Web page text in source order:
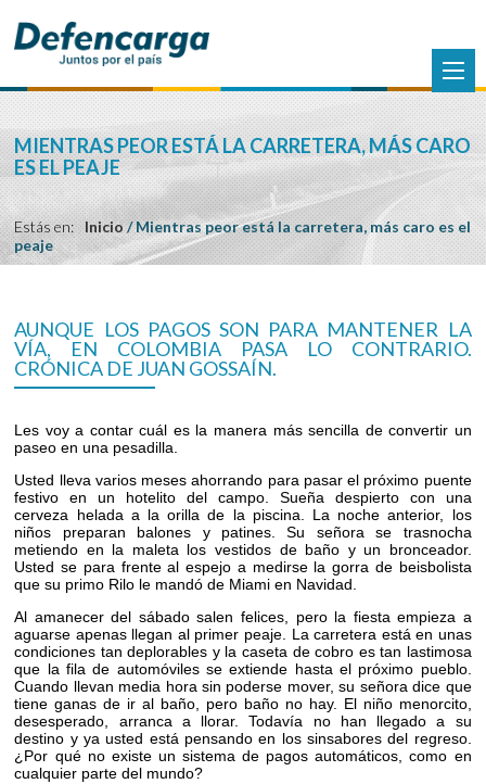
MIENTRAS PEOR ESTÁ LA CARRETERA, MÁS CARO
ES EL PEAJE
Estás en: Inicio/Mientras peor está la carretera, más caro es el
peaje
AUNQUE LOS PAGOS SON PARA MANTENER LA
VÍA, EN COLOMBIA PASA LO CONTRARIO.
CRÓNICA DE JUAN GOSSAÍN.
Les voy a contar cuál es la manera más sencilla de convertir un
paseo en una pesadilla.
Usted lleva varios meses ahorrando para pasar el próximo puente
festivo en un hotelito del campo. Sueña despierto con una
cerveza helada a la orilla de la piscina. La noche anterior, los
niños preparan balones y patines. Su señora se trasnocha
metiendo en la maleta los vestidos de baño y un bronceador.
Usted se para frente al espejo a medirse la gorra de beisbolista
que su primo Rilo le mandó de Miami en Navidad.
Al amanecer del sábado salen felices, pero la fiesta empieza a
aguarse apenas llegan al primer peaje. La carretera está en unas
condiciones tan deplorables y la caseta de cobro es tan lastimosa
que la fila de automóviles se extiende hasta el próximo pueblo.
Cuando llevan media hora sin poderse mover, su señora dice que
tiene ganas de ir al baño, pero baño no hay. El niño menorcito,
desesperado, arranca a llorar. Todavía no han llegado a su
destino y ya usted está pensando en los sinsabores del regreso.
¿Por qué no existe un sistema de pagos automáticos, como en
cualquier parte del mundo?